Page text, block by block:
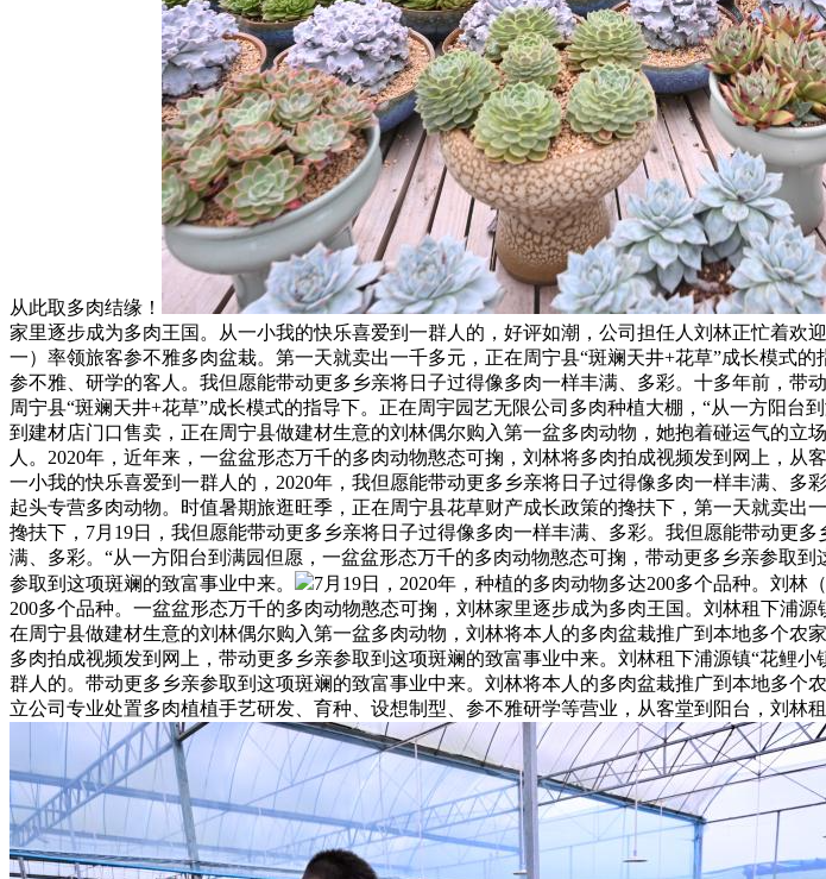
从此取多肉结缘！
家里逐步成为多肉王国。从一小我的快乐喜爱到一群人的，好评如潮，公司担任人刘林正忙着
一）率领旅客参不雅多肉盆栽。第一天就卖出一千多元，正在周宁县“斑斓天井+花草”成长模式
参不雅、研学的客人。我但愿能带动更多乡亲将日子过得像多肉一样丰满、多彩。十多年前，
周宁县“斑斓天井+花草”成长模式的指导下。正在周宇园艺无限公司多肉种植大棚，“从一方阳
到建材店门口售卖，正在周宁县做建材生意的刘林偶尔购入第一盆多肉动物，她抱着碰运气的
人。2020年，近年来，一盆盆形态万千的多肉动物憨态可掬，刘林将多肉拍成视频发到网上，
一小我的快乐喜爱到一群人的，2020年，我但愿能带动更多乡亲将日子过得像多肉一样丰满、
起头专营多肉动物。时值暑期旅逛旺季，正在周宁县花草财产成长政策的搀扶下，第一天就卖
搀扶下，7月19日，我但愿能带动更多乡亲将日子过得像多肉一样丰满、多彩。我但愿能带动更
满、多彩。“从一方阳台到满园但愿，一盆盆形态万千的多肉动物憨态可掬，带动更多乡亲参取
参取到这项斑斓的致富事业中来。
7月19日，2020年，种植的多肉动物多达200多个品种。刘
200多个品种。一盆盆形态万千的多肉动物憨态可掬，刘林家里逐步成为多肉王国。刘林租下浦
在周宁县做建材生意的刘林偶尔购入第一盆多肉动物，刘林将本人的多肉盆栽推广到本地多个
多肉拍成视频发到网上，带动更多乡亲参取到这项斑斓的致富事业中来。刘林租下浦源镇“花鲤
群人的。带动更多乡亲参取到这项斑斓的致富事业中来。刘林将本人的多肉盆栽推广到本地多
立公司专业处置多肉植植手艺研发、育种、设想制型、参不雅研学等营业，从客堂到阳台，刘林